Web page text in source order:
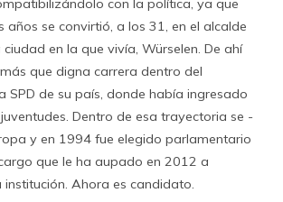
con la política, ya que
años se convirtió, a los 31, en el alcalde
en la que vivía, Würselen. De ahí
que digna carrera dentro del
SPD de su país, donde había ingresado
Dentro de esa trayectoria se
y en 1994 fue elegido parlamentario
que le ha aupado en 2012 a
institución. Ahora es candidato.